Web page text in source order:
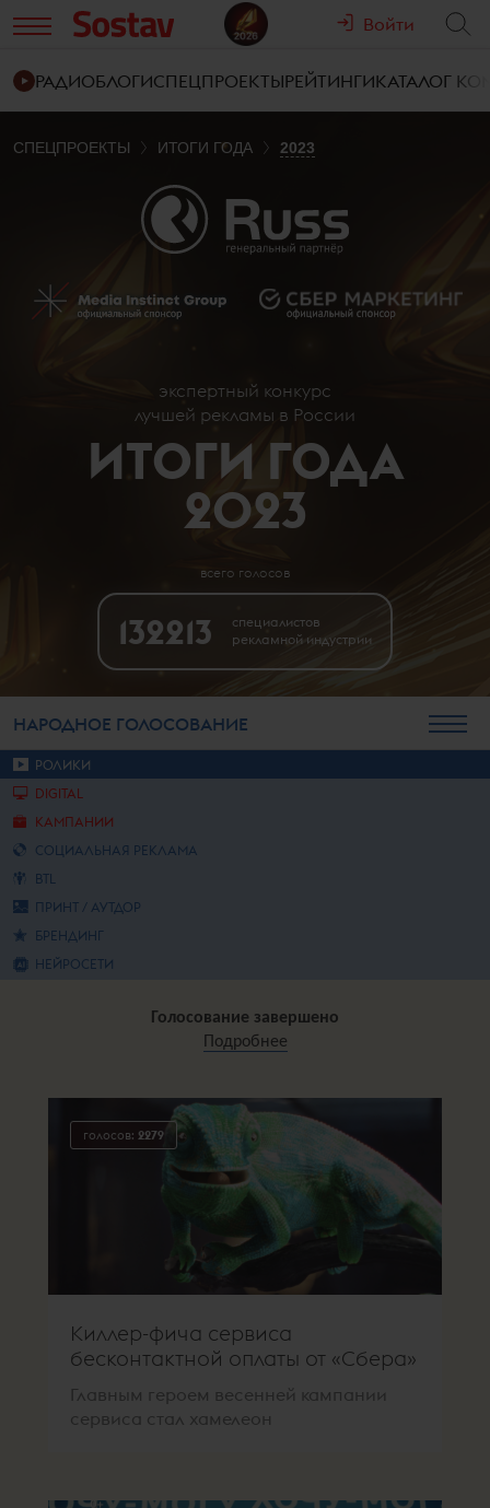
Войти
РАДИОБЛОГИСПЕЦПРОЕКТЫРЕЙТИНГИКАТАЛОГ
СПЕЦПРОЕКТЫ ИТОГИ ГОДА 2023
экспертный конкурс
лучшей рекламы в России
ИТОГИ ГОДА
2023
всего голосов
132213
специалистов
рекламной индустрии
НАРОДНОЕ ГОЛОСОВАНИЕ
РОЛИКИ
DIGITAL
КАМПАНИИ
СОЦИАЛЬНАЯ РЕКЛАМА
BTL
ПРИНТ / АУТДОР
БРЕНДИНГ
НЕЙРОСЕТИ
Голосование завершено
Подробнее
голосов: 2279
Киллер-фича сервиса
бесконтактной оплаты от «Сбера»
Главным героем весенней кампании
сервиса стал хамелеон